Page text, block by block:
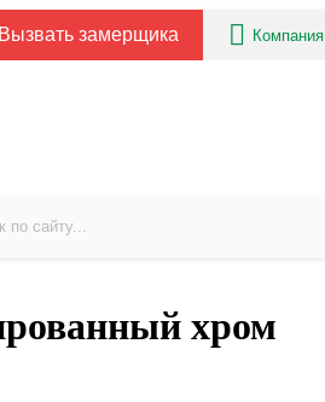
Вызвать замерщика Компания
хром